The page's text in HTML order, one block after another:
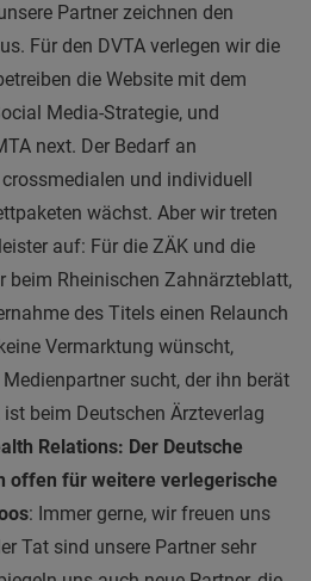
Partner zeichnen den
Für den DVTA verlegen wir die
die Website mit dem
Media-Strategie, und
next. Der Bedarf an
und individuell
wächst. Aber wir treten
auf: Für die ZÄK und die
beim Rheinischen Zahnärzteblatt,
des Titels einen Relaunch
Vermarktung wünscht,
sucht, der ihn berät
beim Deutschen Ärzteverlag
Relations: Der Deutsche
offen für weitere verlegerische
: Immer gerne, wir freuen uns
Tat sind unsere Partner sehr